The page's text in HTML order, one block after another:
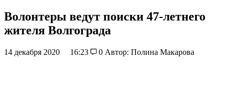
Волонтеры ведут поиски 47-летнего
жителя Волгограда
14 декабря 2020 16:23 0 Автор: Полина Макарова